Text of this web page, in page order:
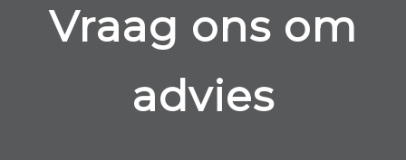
Vraag ons om
advies